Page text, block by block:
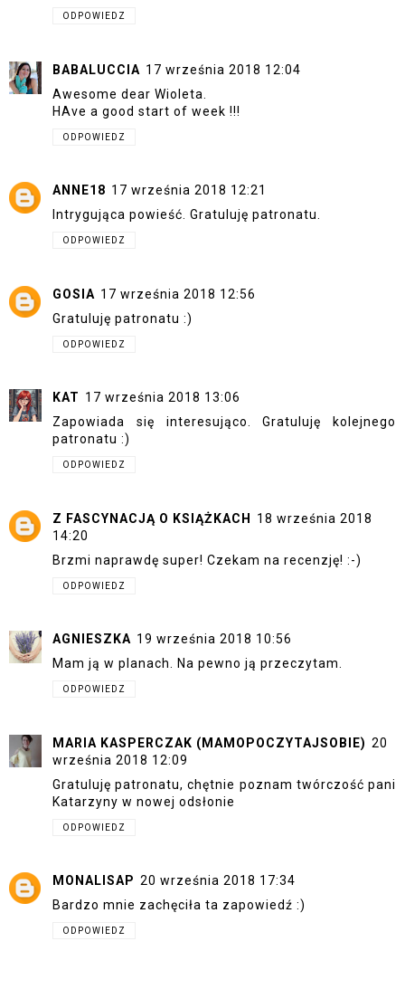
ODPOWIEDZ
BABALUCCIA 17 września 2018 12:04
Awesome dear Wioleta.
HAve a good start of week !!!
ODPOWIEDZ
ANNE18 17 września 2018 12:21
Intrygująca powieść. Gratuluję patronatu.
ODPOWIEDZ
GOSIA 17 września 2018 12:56
Gratuluję patronatu :)
ODPOWIEDZ
KAT 17 września 2018 13:06
Zapowiada się interesująco. Gratuluję kolejnego
patronatu :)
ODPOWIEDZ
Z FASCYNACJĄ O KSIĄŻKACH
18 września 2018
14:20
Brzmi naprawdę super! Czekam na recenzję! :-)
ODPOWIEDZ
AGNIESZKA 19 września 2018 10:56
Mam ją w planach. Na pewno ją przeczytam.
ODPOWIEDZ
MARIA KASPERCZAK (MAMOPOCZYTAJSOBIE) 20
września 2018 12:09
Gratuluję patronatu, chętnie poznam twórczość pani
Katarzyny w nowej odsłonie
ODPOWIEDZ
MONALISAP 20 września 2018 17:34
Bardzo mnie zachęciła ta zapowiedź :)
ODPOWIEDZ